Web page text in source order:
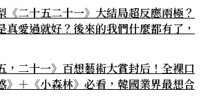
《二十五二十一》大結局超反應兩極？
真愛過就好？後來的我們什麼都有了，
，二十一》百想藝術大賞封后！全裸口
》＋《小森林》必看，韓國業界最想合